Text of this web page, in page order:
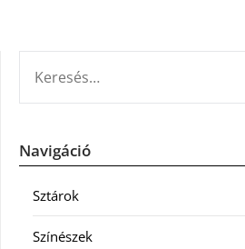
Navigáció
Sztárok
Színészek